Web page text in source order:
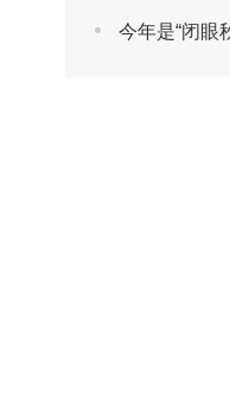
今年是“闭眼秋”！